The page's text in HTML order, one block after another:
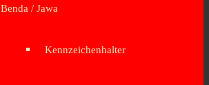
Benda / Jawa
Kennzeichenhalter